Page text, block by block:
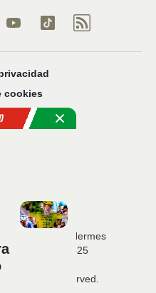
cookies
privacidad
22 · Edificio Hermes
· T. 954 216 525
All rights reserved.